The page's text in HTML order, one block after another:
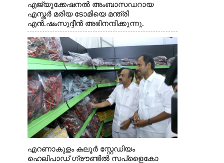
എജ്യുക്കേഷനൽ അംബാസഡറായ
എസ്തർ മരിയ ടോമിയെ മന്ത്രി
എൻ.ഷംസുദ്ദീൻ അഭിനന്ദിക്കുന്നു.
എറണാകുളം കലൂർ സ്റ്റേഡിയം
ഹെലിപാഡ് ഗ്രൗണ്ടിൽ സപ്ളൈകോ